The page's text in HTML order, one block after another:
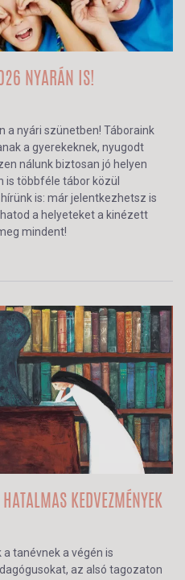
NYARÁN IS!
a nyári szünetben! Táboraink
a gyerekeknek, nyugodt
nálunk biztosan jó helyen
is többféle tábor közül
is: már jelentkezhetsz is
a helyeteket a kinézett
mindent!
KEDVEZMÉNYEK
tanévnek a végén is
az alsó tagozaton